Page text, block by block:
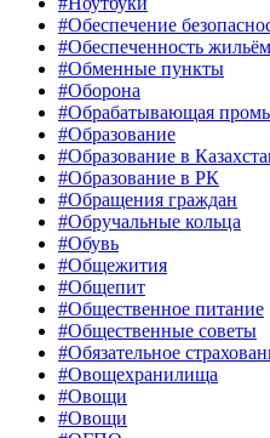
#Обеспечение
#Обеспеченность жильём
#Обменные пункты
#Оборона
#Обрабатывающая
#Образование
#Образование в
#Образование в РК
#Обращения граждан
#Обручальные кольца
#Обувь
#Общежития
#Общепит
#Общественное питание
#Общественные советы
#Обязательное
#Овощехранилища
#Овощи
#Овощи